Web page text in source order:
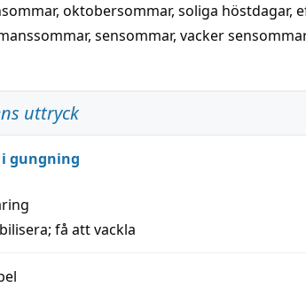
, oktobersommar, soliga höstdagar,
, sensommar, vacker
uttryck
gungning
få att vackla